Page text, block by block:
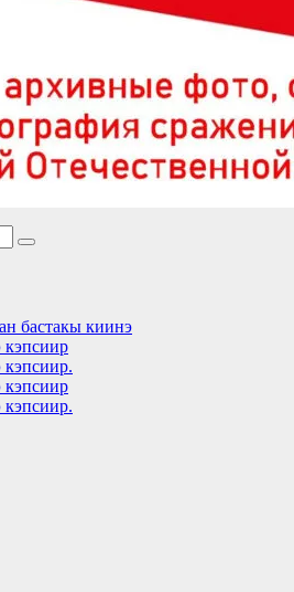
бастакы киинэ
кэпсиир
кэпсиир.
кэпсиир
кэпсиир.